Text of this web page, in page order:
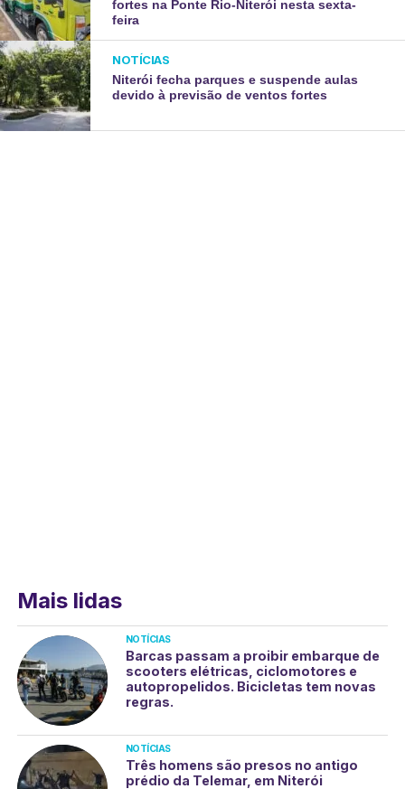
fortes na Ponte Rio-Niterói nesta sexta-
feira
NOTÍCIAS
Niterói fecha parques e suspende aulas
devido à previsão de ventos fortes
Mais lidas
NOTÍCIAS
Barcas passam a proibir embarque de
scooters elétricas, ciclomotores e
autopropelidos. Bicicletas tem novas
regras.
NOTÍCIAS
Três homens são presos no antigo
prédio da Telemar, em Niterói